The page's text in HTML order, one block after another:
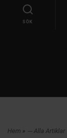
SÖK
Hem » --- Alla Artiklar